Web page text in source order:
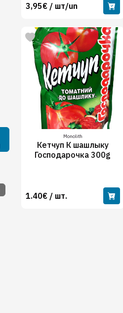
3,95€ / шт/un
Monolith
Кетчуп К шашлыку
Господарочка 300g
1.40€ / шт.